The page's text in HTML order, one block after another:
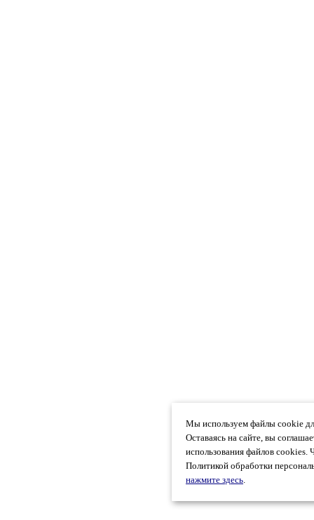
Мы используем файлы cookie
Оставаясь на сайте, вы
использования файлов cookies.
Политикой обработки
нажмите здесь.